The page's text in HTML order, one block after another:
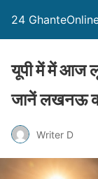
24
यूपी में में आज
जानें लखनऊ
Writer D